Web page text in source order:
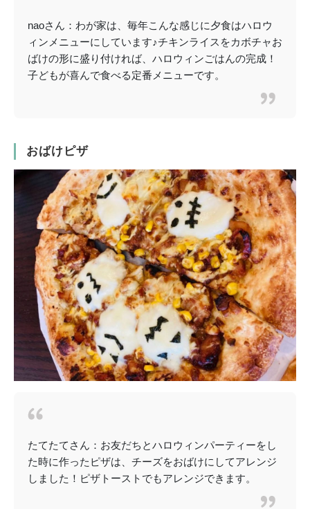
naoさん：わが家は、毎年こんな感じに夕食はハロウ
ィンメニューにしています♪チキンライスをカボチャお
ばけの形に盛り付ければ、ハロウィンごはんの完成！
子どもが喜んで食べる定番メニューです。
おばけピザ
たてたてさん：お友だちとハロウィンパーティーをし
た時に作ったピザは、チーズをおばけにしてアレンジ
しました！ピザトーストでもアレンジできます。